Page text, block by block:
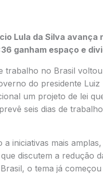
Lula da Silva avança
ganham espaço e
trabalho no Brasil
do presidente Luiz
um projeto de lei
seis dias de
iniciativas mais
discutem a redução
, o tema já